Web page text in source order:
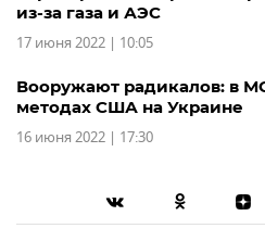
из-за газа и АЭС
17 июня 2022 | 10:05
Вооружают радикалов: в
методах США на Украине
16 июня 2022 | 17:30